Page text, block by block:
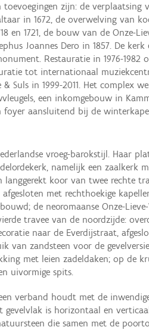
toevoegingen zijn: de
in 1672, de overwelving van
en 1721, de bouw van de Onze-
Joannes Dero in 1857. De kerk
Restauratie in 1976-1982
tot internationaal
Suls in 1999-2011. Het complex
een inkomgebouw in
foyer aansluitend bij de
vroeg-barokstijl. Haar
namelijk een zaalkerk
langgerekt koor van twee rechte
met rechthoekige
de neoromaanse Onze-
travee van de noordzijde:
naar de Everdijstraat,
van zandsteen voor de
met leien zadeldaken; op de
uivormige spits.
verband houdt met de
gevelvlak is horizontaal en
die samen met de